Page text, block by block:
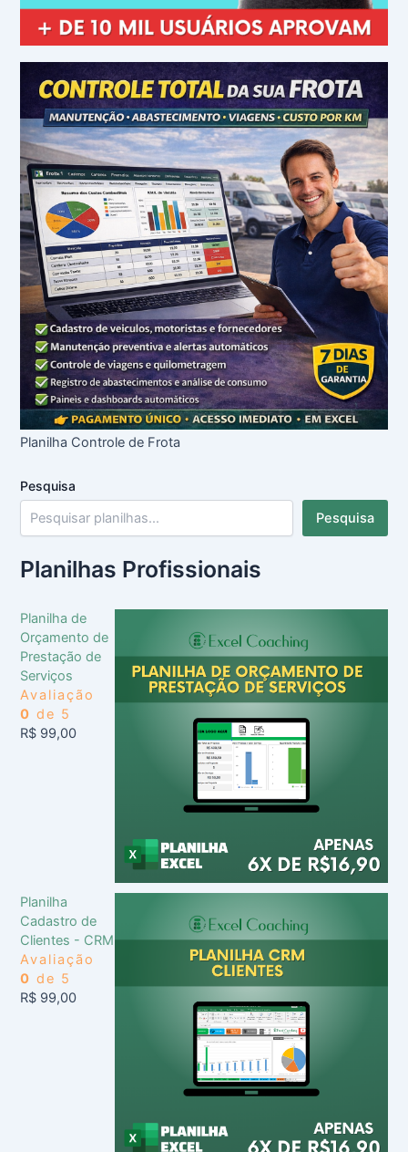
Planilha Controle de Frota
Pesquisa
Pesquisa
Planilhas Profissionais
Planilha de
Orçamento de
Prestação de
Serviços
Avaliação
0 de 5
R$ 99,00
Planilha
Cadastro de
Clientes - CRM
Avaliação
0 de 5
R$ 99,00